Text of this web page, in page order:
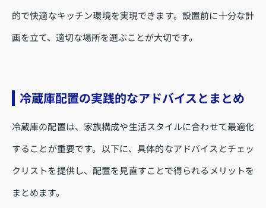
的で快適なキッチン環境を実現できます。設置前に十分な計
画を立て、適切な場所を選ぶことが大切です。
冷蔵庫配置の実践的なアドバイスとまとめ
冷蔵庫の配置は、家族構成や生活スタイルに合わせて最適化
することが重要です。以下に、具体的なアドバイスとチェッ
クリストを提供し、配置を見直すことで得られるメリットを
まとめます。